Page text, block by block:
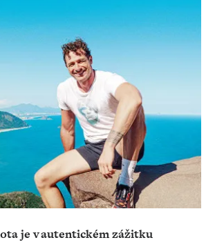
je v autentickém zážitku